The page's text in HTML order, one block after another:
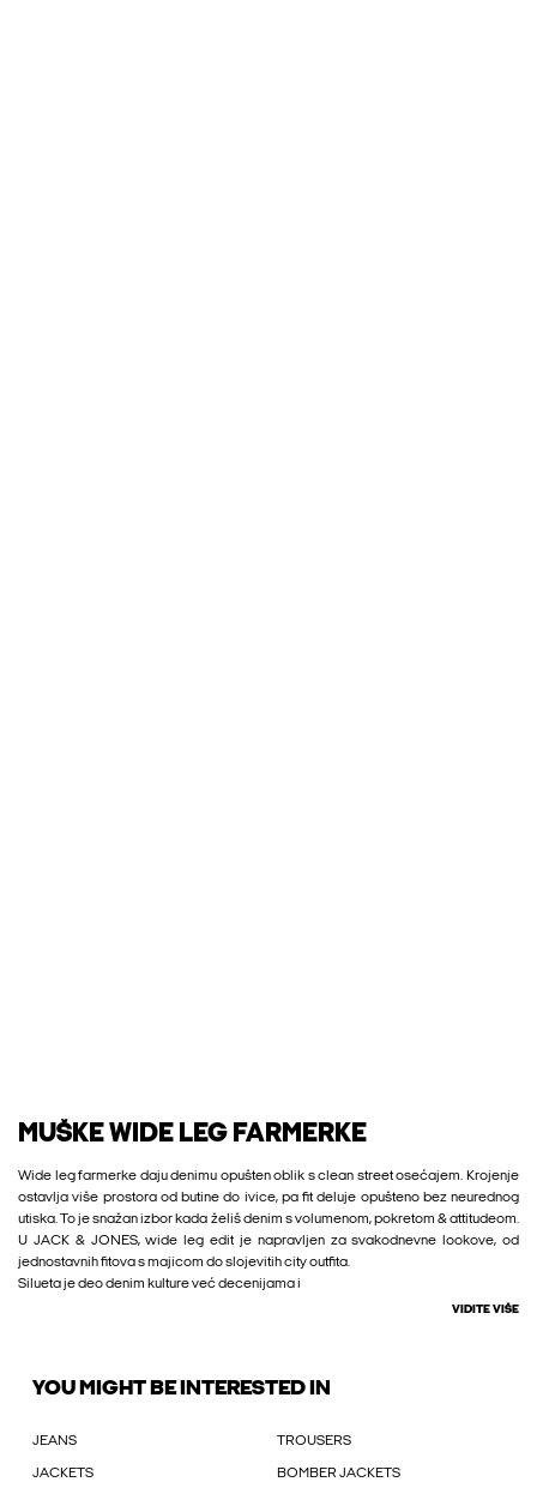
MUŠKE WIDE LEG FARMERKE
Wide leg farmerke daju denimu opušten oblik s clean street osećajem. Krojenje
ostavlja više prostora od butine do ivice, pa fit deluje opušteno bez neurednog
utiska. To je snažan izbor kada želiš denim s volumenom, pokretom & attitudeom.
U JACK & JONES, wide leg edit je napravljen za svakodnevne lookove, od
jednostavnih fitova s majicom do slojevitih city outfita.
Silueta je deo denim kulture već decenijama i
VIDITE VIŠE
YOU MIGHT BE INTERESTED IN
JEANS TROUSERS
JACKETS BOMBER JACKETS